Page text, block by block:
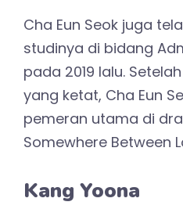
Cha Eun Seok juga
studinya di bidang
pada 2019 lalu.
yang ketat, Cha Eun
pemeran utama di
Somewhere Between
Kang Yoona